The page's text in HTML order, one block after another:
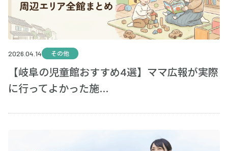
2026.04.14 その他
【岐阜の児童館おすすめ4選】ママ広報が実際
に行ってよかった施...